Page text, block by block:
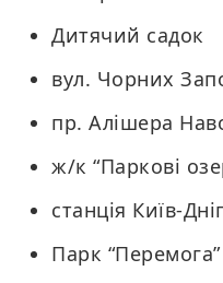
Дитячий садок
вул. Чорних
пр. Алішера
ж/к “Паркові
станція Київ-
Парк “Перемога”